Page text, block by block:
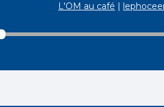
L'OM au café |